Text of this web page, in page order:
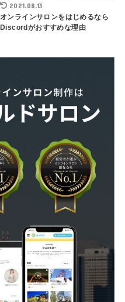
2021.08.13
オンラインサロンをはじめるなら
Discordがおすすめな理由